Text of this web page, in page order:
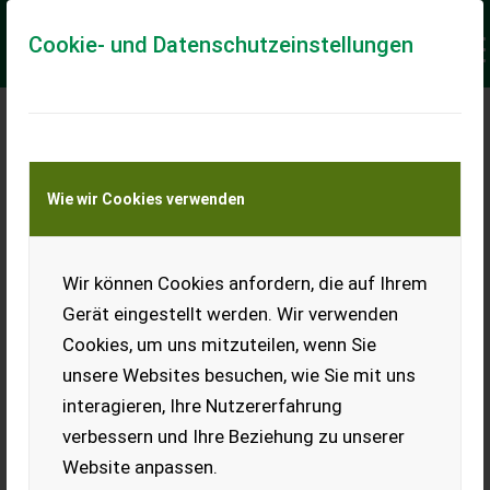
Cookie- und Datenschutzeinstellungen
Wie wir Cookies verwenden
Wir können Cookies anfordern, die auf Ihrem
Gerät eingestellt werden. Wir verwenden
Cookies, um uns mitzuteilen, wenn Sie
unsere Websites besuchen, wie Sie mit uns
interagieren, Ihre Nutzererfahrung
verbessern und Ihre Beziehung zu unserer
Website anpassen.
GEWÄHRLEISTUNG IM
HANDEL MIT
LANDMASCHINEN
Neuerungen und Praxistipps